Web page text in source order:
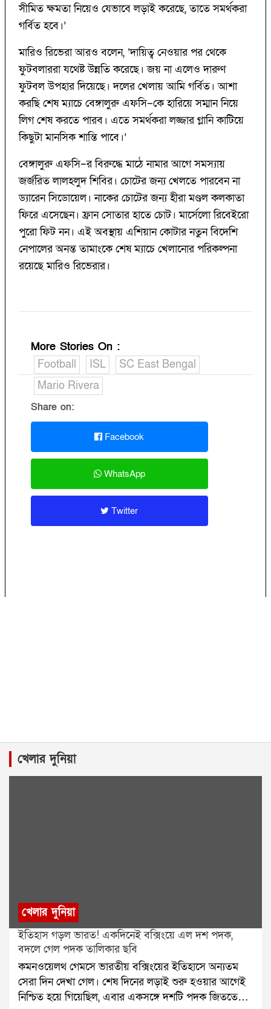
সীমিত ক্ষমতা নিয়েও যেভাবে লড়াই করেছে, তাতে সমর্থকরা
গর্বিত হবে।’
মারিও রিভেরা আরও বলেন, ‘‌দায়িত্ব নেওয়ার পর থেকে
ফুটবলাররা যথেষ্ট উন্নতি করেছে। জয় না এলেও দারুণ
ফুটবল উপহার দিয়েছে। দলের খেলায় আমি গর্বিত। আশা
করছি শেষ ম্যাচে বেঙ্গালুরু এফসি–কে হারিয়ে সম্মান নিয়ে
লিগ শেষ করতে পারব। এতে সমর্থকরা লজ্জার গ্লানি কাটিয়ে
কিছুটা মানসিক শান্তি পাবে।’‌ ‌
বেঙ্গালুরু এফসি–র বিরুদ্ধে মাঠে নামার আগে সমস্যায়
জর্জরিত লালহলুদ শিবির। চোটের জন্য খেলতে পারবেন না
ড্যারেন সিডোয়েল। নাকের চোটের জন্য হীরা মণ্ডল কলকাতা
ফিরে এসেছেন। ফ্রান সোতার হাতে চোট। মার্সেলো রিবেইরো
পুরো ফিট নন। এই অবস্থায় এশিয়ান কোটার নতুন বিদেশি
নেপালের অনন্ত তামাংকে শেষ ম্যাচে খেলানোর পরিকল্পনা
রয়েছে মারিও রিভেরার।
More Stories On :
Football
ISL
SC East Bengal
Mario Rivera
Share on:
Facebook
WhatsApp
Twitter
খেলার দুনিয়া
খেলার দুনিয়া
ইতিহাস গড়ল ভারত! একদিনেই বক্সিংয়ে এল দশ পদক,
বদলে গেল পদক তালিকার ছবি
কমনওয়েলথ গেমসে ভারতীয় বক্সিংয়ের ইতিহাসে অন্যতম
সেরা দিন দেখা গেল। শেষ দিনের লড়াই শুরু হওয়ার আগেই
নিশ্চিত হয়ে গিয়েছিল, এবার একসঙ্গে দশটি পদক জিততে